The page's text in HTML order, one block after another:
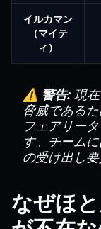
イルカマン
（マイテ
ィ）
⚠️ 警告: 現
脅威である
フェアリー
す。チーム
の受け出し
なぜほ